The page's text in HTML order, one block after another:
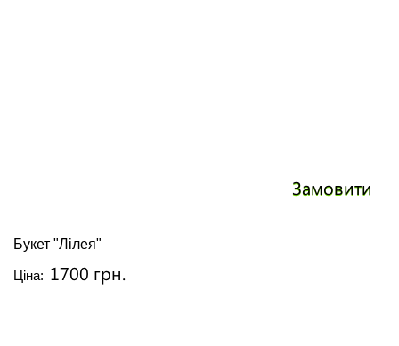
Замовити
Букет "Лілея"
Ціна: 1700 грн.